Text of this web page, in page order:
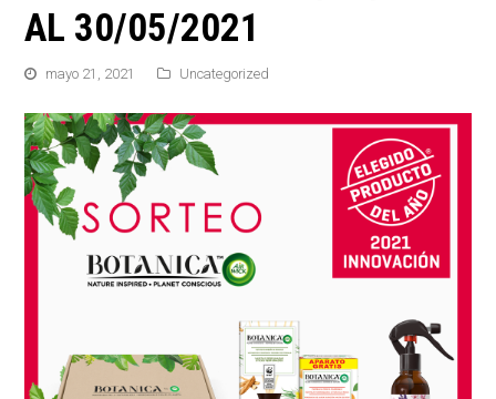
AL 30/05/2021
mayo 21, 2021 Uncategorized